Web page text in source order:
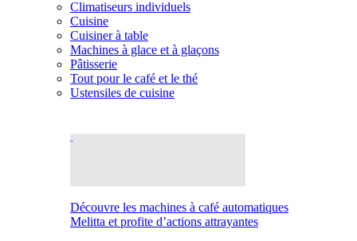
Climatiseurs individuels
Cuisine
Cuisiner à table
Machines à glace et à glaçons
Pâtisserie
Tout pour le café et le thé
Ustensiles de cuisine
Découvre les machines à café automatiques
Melitta et profite d’actions attrayantes